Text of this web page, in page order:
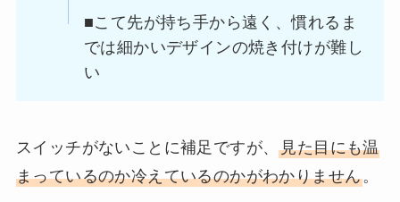
■こて先が持ち手から遠く、慣れるま
では細かいデザインの焼き付けが難し
い
スイッチがないことに補足ですが、見た目にも温
まっているのか冷えているのかがわかりません。